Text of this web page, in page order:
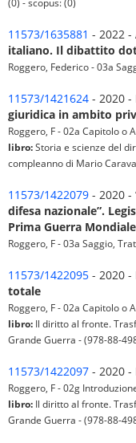
11573/1635881 - 2022 -
italiano. Il dibattito
Roggero, Federico - 03a
11573/1421624 - 2020 -
giuridica in ambito
Roggero, F - 02a Capitolo o
libro:Storia e scienze del
compleanno di Mario
11573/1422079 - 2020 -
difesa nazionale”.
Prima Guerra Mondiale
Roggero, F - 03a Saggio,
11573/1422095 - 2020 -
totale
Roggero, F - 02a Capitolo o
libro: Il diritto al fronte.
Grande Guerra - (978-88-
11573/1422097 - 2020 -
Roggero, F - 02g
libro: Il diritto al fronte.
Grande Guerra - (978-88-